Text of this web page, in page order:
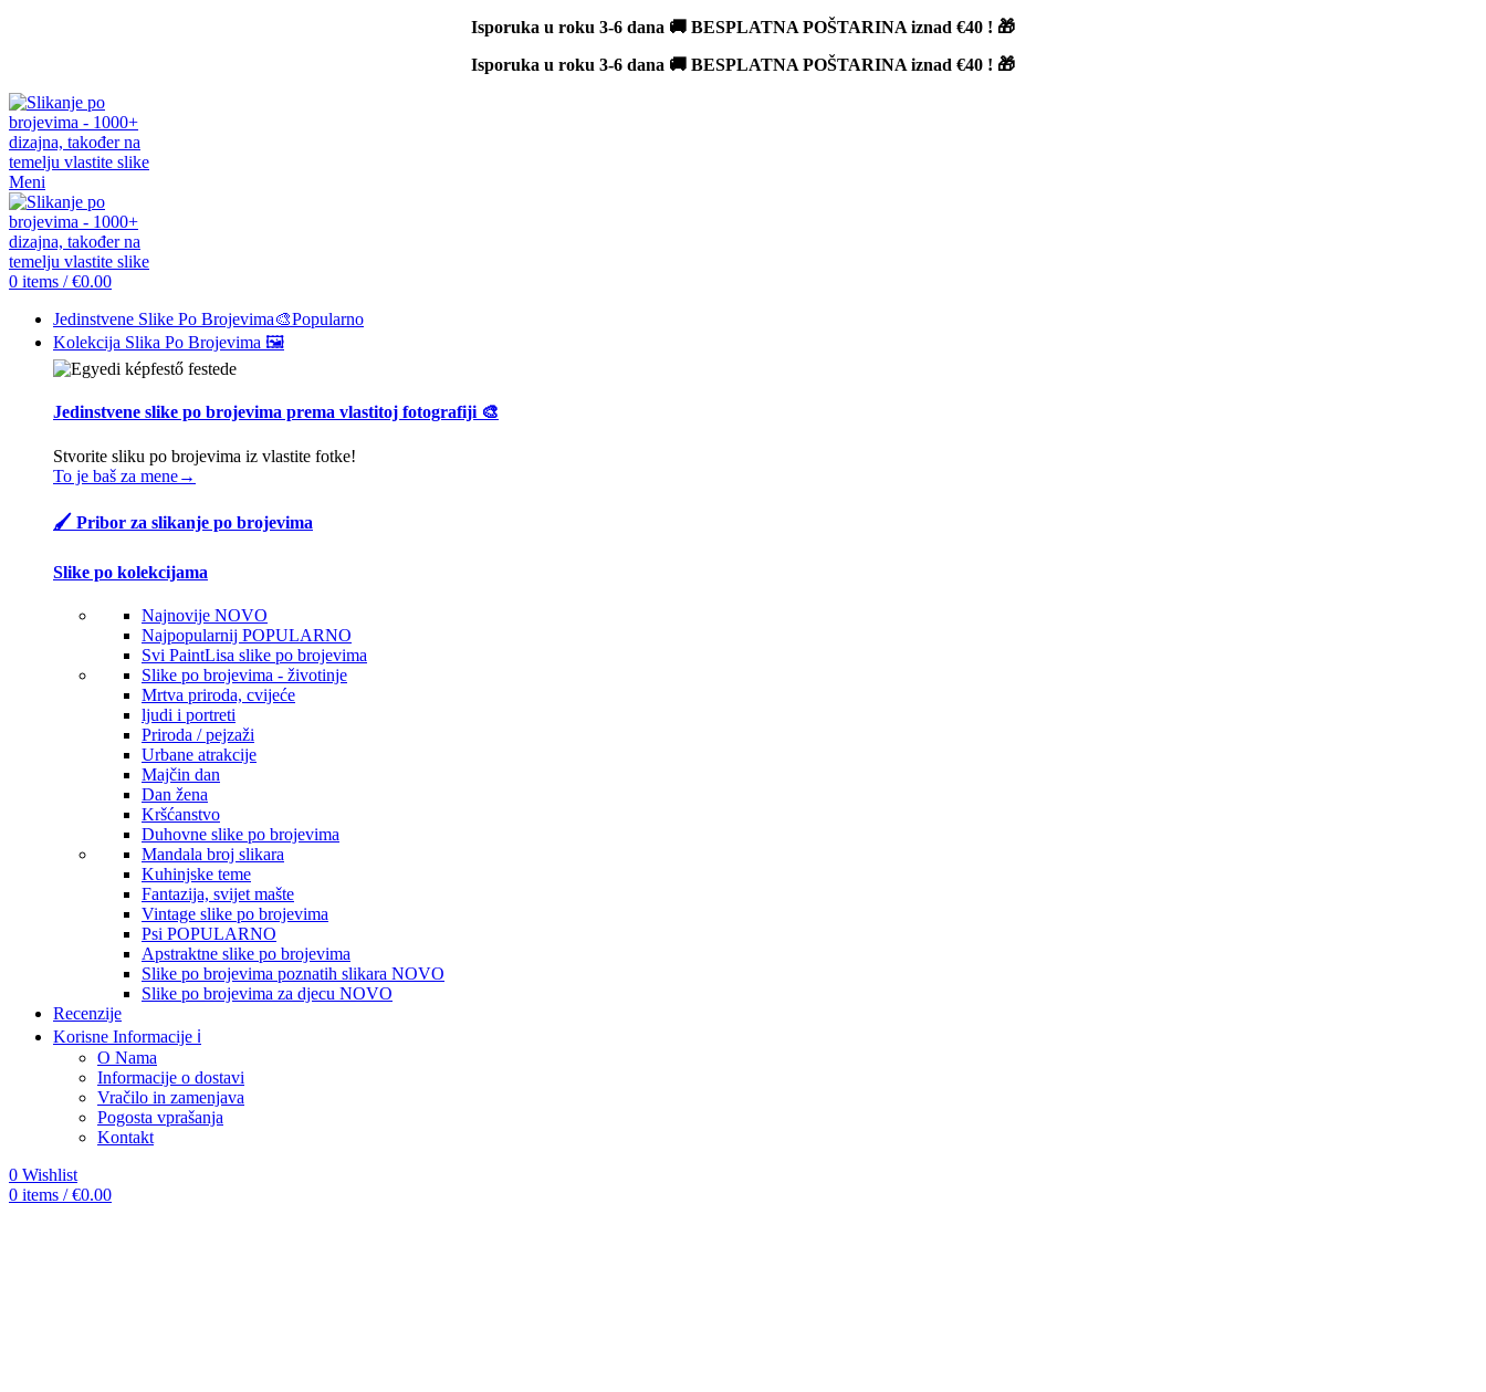
Isporuka u roku 3-6 dana 🚚 BESPLATNA POŠTARINA iznad €40 ! 🎁
Isporuka u roku 3-6 dana 🚚 BESPLATNA POŠTARINA iznad €40 ! 🎁
Meni
0 items / €0.00
Jedinstvene Slike Po Brojevima🎨Popularno
Kolekcija Slika Po Brojevima 🖼️
Jedinstvene slike po brojevima prema vlastitoj fotografiji 🎨
Stvorite sliku po brojevima iz vlastite fotke!
To je baš za mene→
🖌️ Pribor za slikanje po brojevima
Slike po kolekcijama
Najnovije NOVO
Najpopularnij POPULARNO
Svi PaintLisa slike po brojevima
Slike po brojevima - životinje
Mrtva priroda, cvijeće
ljudi i portreti
Priroda / pejzaži
Urbane atrakcije
Majčin dan
Dan žena
Kršćanstvo
Duhovne slike po brojevima
Mandala broj slikara
Kuhinjske teme
Fantazija, svijet mašte
Vintage slike po brojevima
Psi POPULARNO
Apstraktne slike po brojevima
Slike po brojevima poznatih slikara NOVO
Slike po brojevima za djecu NOVO
Recenzije
Korisne Informacije ℹ️
O Nama
Informacije o dostavi
Vračilo in zamenjava
Pogosta vprašanja
Kontakt
0 Wishlist
0 items / €0.00